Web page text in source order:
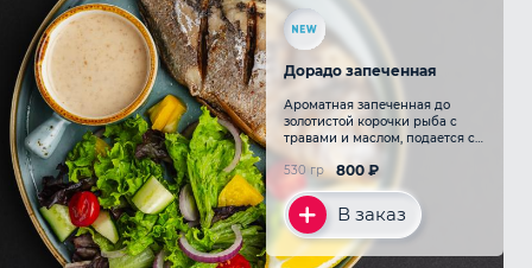
Дорадо запеченная
Ароматная запеченная до
золотистой корочки рыба с
травами и маслом, подается с
лимоном800₽
530 гр
В заказ